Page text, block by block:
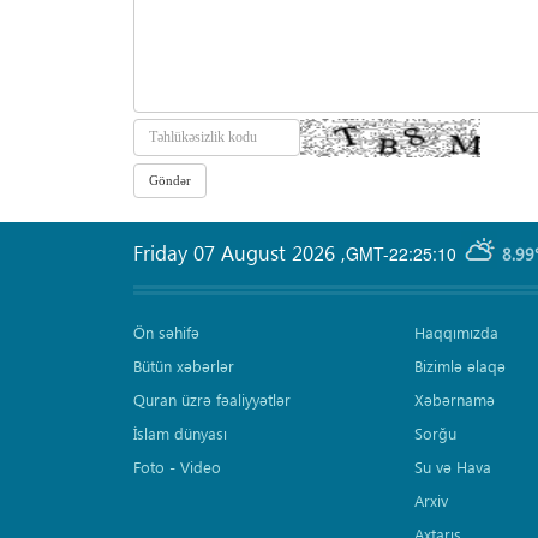
GMT-22:25:10
Friday 07 August 2026 ,
Ön səhifə
Bütün xəbərlər
Quran üzrə fəaliyyətlər
İslam dünyası
Foto - Video
Haqqımızda
Bizimlə əlaqə
Xəbərnamə
Sorğu
Su və Hava
Arxiv